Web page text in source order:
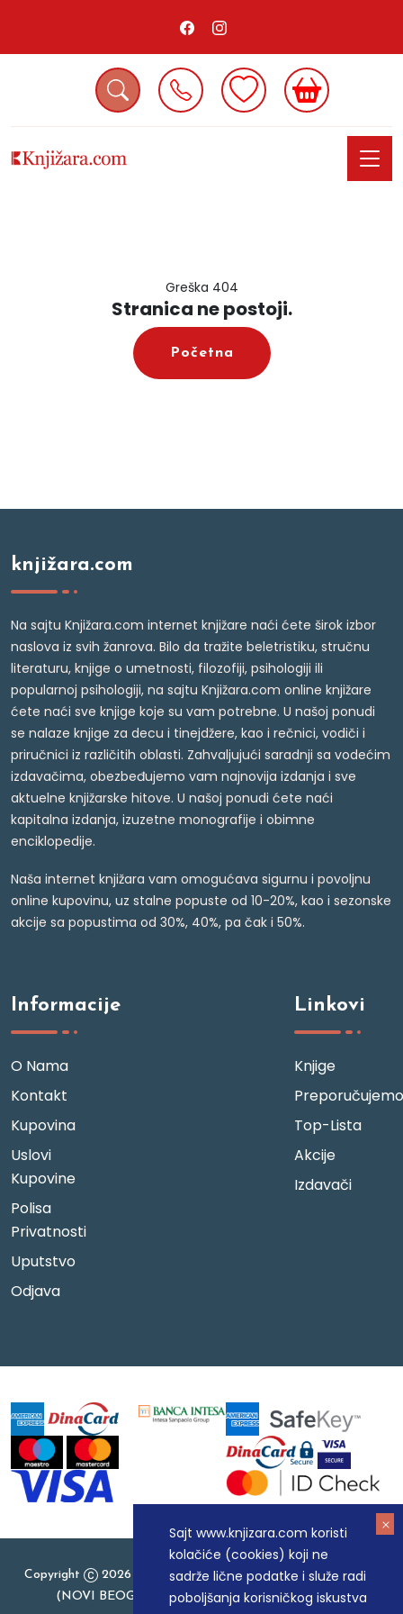
Sajt www.knjizara.com koristi
kolačiće (cookies) koji ne
sadrže lične podatke i služe radi
poboljšanja korisničkog iskustva
Greška 404
Stranica ne postoji.
Početna
knjižara.com
Na sajtu Knjižara.com internet knjižare naći ćete širok izbor
naslova iz svih žanrova. Bilo da tražite beletristiku, stručnu
literaturu, knjige o umetnosti, filozofiji, psihologiji ili
popularnoj psihologiji, na sajtu Knjižara.com online knjižare
ćete naći sve knjige koje su vam potrebne. U našoj ponudi
se nalaze knjige za decu i tinejdžere, kao i rečnici, vodiči i
priručnici iz različitih oblasti. Zahvaljujući saradnji sa vodećim
izdavačima, obezbeđujemo vam najnovija izdanja i sve
aktuelne knjižarske hitove. U našoj ponudi ćete naći
kapitalna izdanja, izuzetne monografije i obimne
enciklopedije.
Naša internet knjižara vam omogućava sigurnu i povoljnu
online kupovinu, uz stalne popuste od 10-20%, kao i sezonske
akcije sa popustima od 30%, 40%, pa čak i 50%.
Informacije
O Nama
Kontakt
Kupovina
Uslovi
Kupovine
Polisa
Privatnosti
Uputstvo
Odjava
Linkovi
Knjige
Preporučujemo
Top-Lista
Akcije
Izdavači
Copyright
2026 Knjizara.com - MAKART DOO BEOGRAD
(NOVI BEOGRAD), PIB: 105184104, MB: 20337524